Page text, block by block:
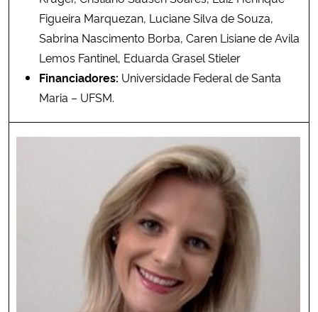
Figueira Marquezan, Luciane Silva de Souza,
Sabrina Nascimento Borba, Caren Lisiane de Avila
Lemos Fantinel, Eduarda Grasel Stieler
Financiadores: Universidade Federal de Santa
Maria – UFSM.